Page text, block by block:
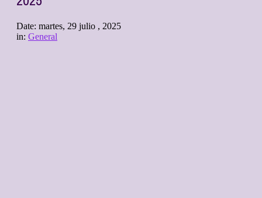
Date: martes, 29 julio , 2025
in: General